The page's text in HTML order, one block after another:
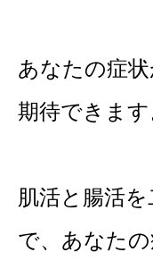
あなたの症
期待できます
肌活と腸活
で、あなた